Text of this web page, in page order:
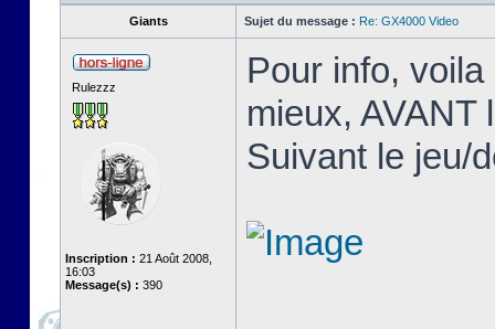
Giants Sujet du message : Re: GX4000 Video
Rulezzz
Inscription : 21 Août 2008,
16:03
Message(s) : 390
Pour info,
mieux, AVANT
Suivant le jeu/